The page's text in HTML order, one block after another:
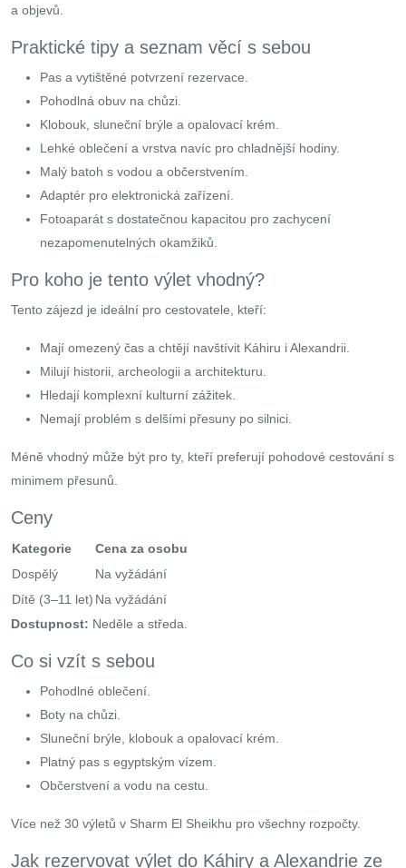
a objevů.
Praktické tipy a seznam věcí s sebou
Pas a vytištěné potvrzení rezervace.
Pohodlná obuv na chůzi.
Klobouk, sluneční brýle a opalovací krém.
Lehké oblečení a vrstva navíc pro chladnější hodiny.
Malý batoh s vodou a občerstvením.
Adaptér pro elektronická zařízení.
Fotoaparát s dostatečnou kapacitou pro zachycení
nezapomenutelných okamžiků.
Pro koho je tento výlet vhodný?
Tento zájezd je ideální pro cestovatele, kteří:
Mají omezený čas a chtějí navštívit Káhiru i Alexandrii.
Milují historii, archeologii a architekturu.
Hledají komplexní kulturní zážitek.
Nemají problém s delšími přesuny po silnici.
Méně vhodný může být pro ty, kteří preferují pohodové cestování s
minimem přesunů.
Ceny
Kategorie
Cena za osobu
Dospělý
Na vyžádání
Dítě (3–11 let) Na vyžádání
Dostupnost: Neděle a středa.
Co si vzít s sebou
Pohodlné oblečení.
Boty na chůzi.
Sluneční brýle, klobouk a opalovací krém.
Platný pas s egyptským vízem.
Občerstvení a vodu na cestu.
Více než 30 výletů v Sharm El Sheikhu pro všechny rozpočty.
Jak rezervovat výlet do Káhiry a Alexandrie ze